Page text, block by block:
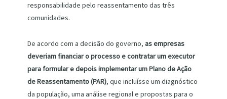
responsabilidade pelo reassentamento das três
comunidades.
De acordo com a decisão do governo, as empresas
deveriam financiar o processo e contratar um executor
para formular e depois implementar um Plano de Ação
de Reassentamento (PAR), que incluísse um diagnóstico
da população, uma análise regional e propostas para o